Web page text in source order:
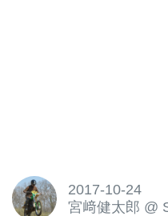
2017-10-24
宮﨑健太郎 @